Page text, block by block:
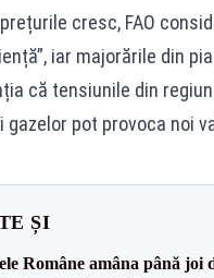
cresc, FAO
iar majorările din
că tensiunile din
gazelor pot provoca noi
ȘI
Române amâna până